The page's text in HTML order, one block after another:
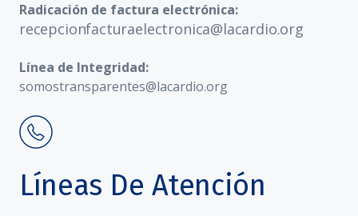
Radicación de factura electrónica:
recepcionfacturaelectronica@lacardio.org
Línea de Integridad:
somostransparentes@lacardio.org
Líneas De Atención